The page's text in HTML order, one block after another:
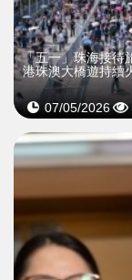
「五一」珠海接待
港珠澳大橋遊持續
07/05/2026